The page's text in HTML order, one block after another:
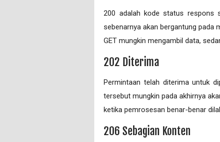
200 adalah kode status respons
sebenarnya akan bergantung pada
GET mungkin mengambil data,
202 Diterima
Permintaan telah diterima untuk
tersebut mungkin pada akhirnya
ketika pemrosesan benar-benar
206 Sebagian Konten